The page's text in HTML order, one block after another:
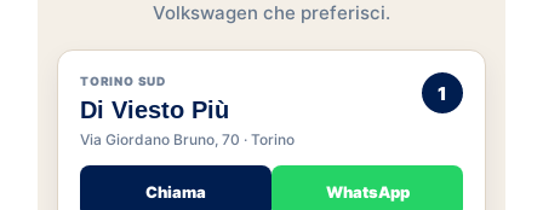
Volkswagen che preferisci.
TORINO SUD
Di Viesto Più
Via Giordano Bruno, 70 · Torino
1
Chiama WhatsApp